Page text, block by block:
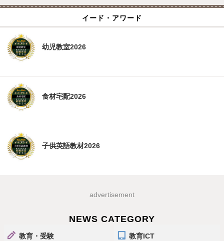
イード・アワード
幼児教室2026
食材宅配2026
子供英語教材2026
advertisement
NEWS CATEGORY
教育・受験 教育ICT